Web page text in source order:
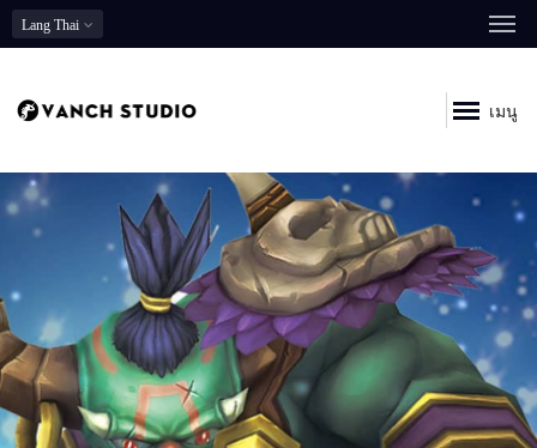
Lang Thai
เมนู